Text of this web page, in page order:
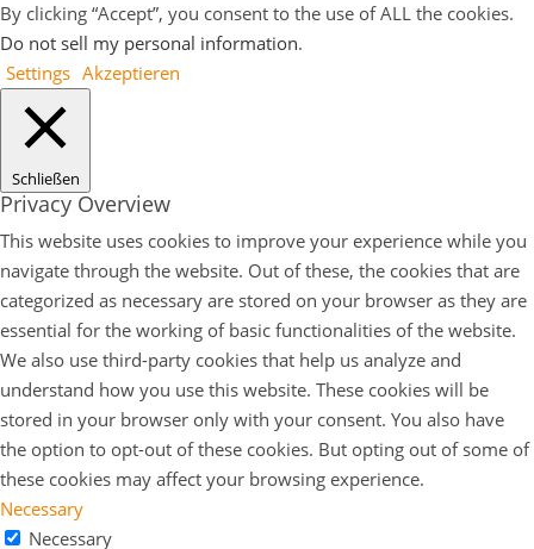
By clicking “Accept”, you consent to the use of ALL the cookies.
Do not sell my personal information.
Settings Akzeptieren
Schließen
Privacy Overview
This website uses cookies to improve your experience while you
navigate through the website. Out of these, the cookies that are
categorized as necessary are stored on your browser as they are
essential for the working of basic functionalities of the website.
We also use third-party cookies that help us analyze and
understand how you use this website. These cookies will be
stored in your browser only with your consent. You also have
the option to opt-out of these cookies. But opting out of some of
these cookies may affect your browsing experience.
Necessary
Necessary